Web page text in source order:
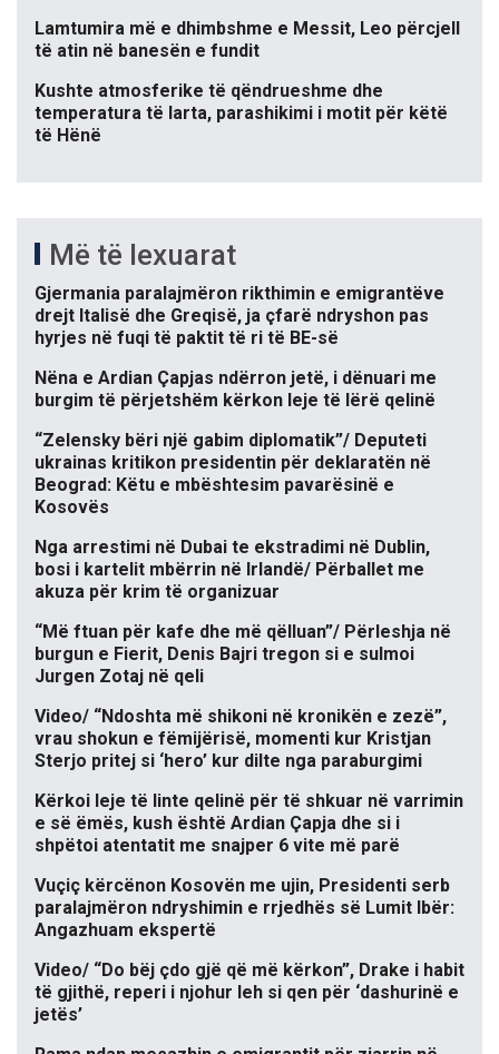
Lamtumira më e dhimbshme e Messit, Leo përcjell
të atin në banesën e fundit
Kushte atmosferike të qëndrueshme dhe
temperatura të larta, parashikimi i motit për këtë
të Hënë
Më të lexuarat
Gjermania paralajmëron rikthimin e emigrantëve
drejt Italisë dhe Greqisë, ja çfarë ndryshon pas
hyrjes në fuqi të paktit të ri të BE-së
Nëna e Ardian Çapjas ndërron jetë, i dënuari me
burgim të përjetshëm kërkon leje të lërë qelinë
“Zelensky bëri një gabim diplomatik”/ Deputeti
ukrainas kritikon presidentin për deklaratën në
Beograd: Këtu e mbështesim pavarësinë e
Kosovës
Nga arrestimi në Dubai te ekstradimi në Dublin,
bosi i kartelit mbërrin në Irlandë/ Përballet me
akuza për krim të organizuar
“Më ftuan për kafe dhe më qëlluan”/ Përleshja në
burgun e Fierit, Denis Bajri tregon si e sulmoi
Jurgen Zotaj në qeli
Video/ “Ndoshta më shikoni në kronikën e zezë”,
vrau shokun e fëmijërisë, momenti kur Kristjan
Sterjo pritej si ‘hero’ kur dilte nga paraburgimi
Kërkoi leje të linte qelinë për të shkuar në varrimin
e së ëmës, kush është Ardian Çapja dhe si i
shpëtoi atentatit me snajper 6 vite më parë
Vuçiç kërcënon Kosovën me ujin, Presidenti serb
paralajmëron ndryshimin e rrjedhës së Lumit Ibër:
Angazhuam ekspertë
Video/ “Do bëj çdo gjë që më kërkon”, Drake i habit
të gjithë, reperi i njohur leh si qen për ‘dashurinë e
jetës’